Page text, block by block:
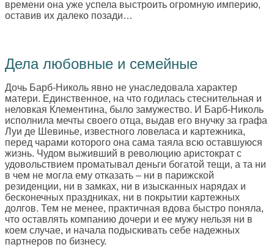
времени она уже успела выстроить огромную империю,
оставив их далеко позади…
Дела любовные и семейные
Дочь Барб-Николь явно не унаследовала характер
матери. Единственное, на что годилась стеснительная и
неловкая Клементина, было замужество. И Барб-Николь
исполнила мечты своего отца, выдав его внучку за графа
Луи де Шевинье, известного ловеласа и картежника,
перед чарами которого она сама таяла всю оставшуюся
жизнь. Чудом выживший в революцию аристократ с
удовольствием проматывал деньги богатой тещи, а та ни
в чем не могла ему отказать – ни в парижской
резиденции, ни в замках, ни в изысканных нарядах и
бесконечных праздниках, ни в покрытии картежных
долгов. Тем не менее, практичная вдова быстро поняла,
что оставлять компанию дочери и ее мужу нельзя ни в
коем случае, и начала подыскивать себе надежных
партнеров по бизнесу.